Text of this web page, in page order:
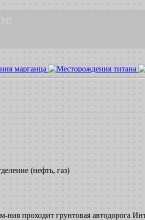
(нефть, газ)
ния проходит грунтовая автодорога